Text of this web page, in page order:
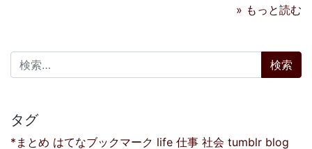
» もっと読む
検索:
タグ
*まとめ はてなブックマーク life 仕事 社会 tumblr blog